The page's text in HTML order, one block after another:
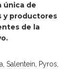
única de
y productores
de la
Salentein, Pyros,